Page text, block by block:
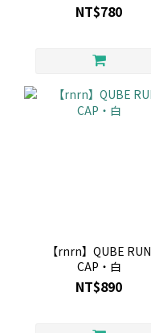
NT$780
【rnrn】QUBE RUN
CAP・白
NT$890